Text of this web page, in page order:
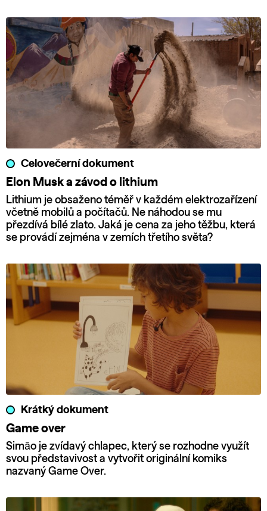
Celovečerní dokument
Elon Musk a závod o lithium
Lithium je obsaženo téměř v každém elektrozařízení
včetně mobilů a počítačů. Ne náhodou se mu
přezdívá bílé zlato. Jaká je cena za jeho těžbu, která
se provádí zejména v zemích třetího světa?
Krátký dokument
Game over
Simão je zvídavý chlapec, který se rozhodne využít
svou představivost a vytvořit originální komiks
nazvaný Game Over.